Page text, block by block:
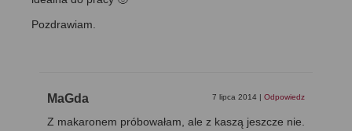
Pozdrawiam.
MaGda 7 lipca 2014 | Odpowiedz
Z makaronem próbowałam, ale z kaszą jeszcze nie.